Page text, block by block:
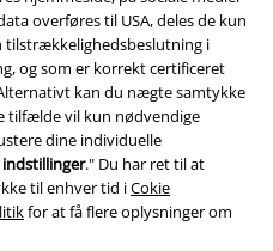
overføres til USA, deles de kun
tilstrækkelighedsbeslutning i
og som er korrekt certificeret
kan du nægte samtykke
tilfælde vil kun nødvendige
dine individuelle
." Du har ret til at
til enhver tid iCokie
for at få flere oplysninger om